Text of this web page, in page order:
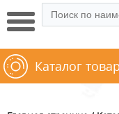
Каталог